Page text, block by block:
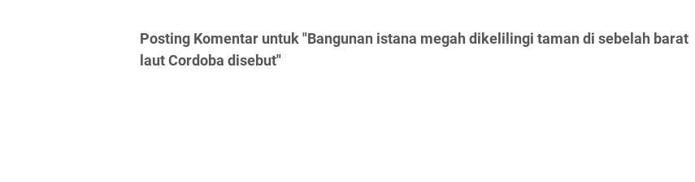
Posting Komentar untuk "Bangunan istana megah dikelilingi taman di sebelah barat
laut Cordoba disebut"